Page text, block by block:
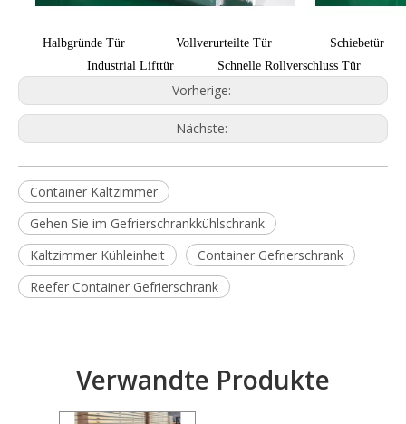
Halbgründe Tür Vollverurteilte Tür Schiebetür
Industrial Lifttür Schnelle Rollverschluss Tür
Vorherige:
Nächste:
Container Kaltzimmer
Gehen Sie im Gefrierschrankkühlschrank
Kaltzimmer Kühleinheit
Container Gefrierschrank
Reefer Container Gefrierschrank
Verwandte Produkte